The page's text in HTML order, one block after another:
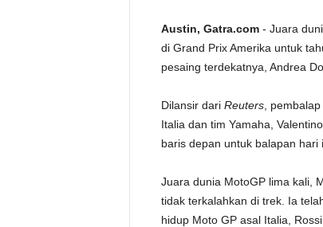
Austin, Gatra.com- Juara
di Grand Prix Amerika untuk
pesaing terdekatnya, Andrea
Dilansir dari Reuters,
Italia dan tim Yamaha,
baris depan untuk balapan hari
Juara dunia MotoGP lima kali,
tidak terkalahkan di trek. Ia
hidup Moto GP asal Italia,